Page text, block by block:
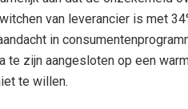
van leverancier is met
in
te zijn aangesloten op een
te willen.